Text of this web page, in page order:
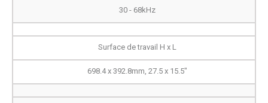
30 - 68kHz
Surface de travail H x L
698.4 x 392.8mm, 27.5 x 15.5"